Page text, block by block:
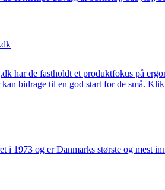
har de fastholdt et produktfokus på
bidrage til en god start for de små.
i 1973 og er Danmarks største og mest